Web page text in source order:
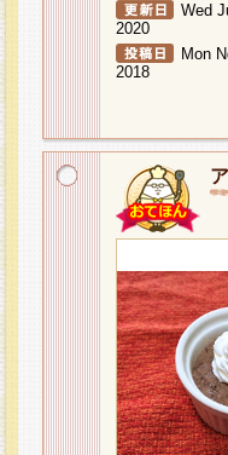
Wed
2020
Mon
2018